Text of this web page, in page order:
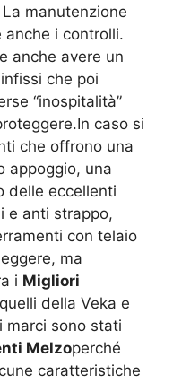
manutenzione
anche i controlli.
anche avere un
che poi
“inospitalità”
caso si
che offrono una
appoggio, una
delle eccellenti
e anti strappo,
con telaio
ma
i Migliori
della Veka e
marci sono stati
Melzoperché
caratteristiche